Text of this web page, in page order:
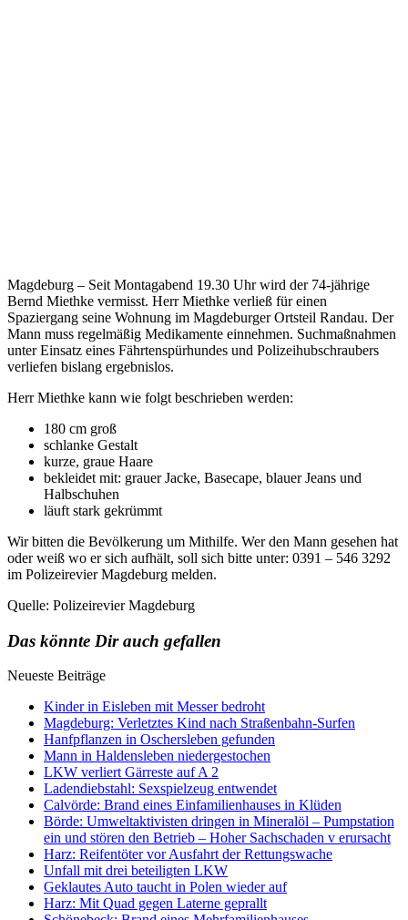
Magdeburg – Seit Montagabend 19.30 Uhr wird der 74-jährige
Bernd Miethke vermisst. Herr Miethke verließ für einen
Spaziergang seine Wohnung im Magdeburger Ortsteil Randau. Der
Mann muss regelmäßig Medikamente einnehmen. Suchmaßnahmen
unter Einsatz eines Fährtenspürhundes und Polizeihubschraubers
verliefen bislang ergebnislos.
Herr Miethke kann wie folgt beschrieben werden:
180 cm groß
schlanke Gestalt
kurze, graue Haare
bekleidet mit: grauer Jacke, Basecape, blauer Jeans und
Halbschuhen
läuft stark gekrümmt
Wir bitten die Bevölkerung um Mithilfe. Wer den Mann gesehen hat
oder weiß wo er sich aufhält, soll sich bitte unter: 0391 – 546 3292
im Polizeirevier Magdeburg melden.
Quelle: Polizeirevier Magdeburg
Das könnte Dir auch gefallen
Neueste Beiträge
Kinder in Eisleben mit Messer bedroht
Magdeburg: Verletztes Kind nach Straßenbahn-Surfen
Hanfpflanzen in Oschersleben gefunden
Mann in Haldensleben niedergestochen
LKW verliert Gärreste auf A 2
Ladendiebstahl: Sexspielzeug entwendet
Calvörde: Brand eines Einfamilienhauses in Klüden
Börde: Umweltaktivisten dringen in Mineralöl – Pumpstation
ein und stören den Betrieb – Hoher Sachschaden v erursacht
Harz: Reifentöter vor Ausfahrt der Rettungswache
Unfall mit drei beteiligten LKW
Geklautes Auto taucht in Polen wieder auf
Harz: Mit Quad gegen Laterne geprallt